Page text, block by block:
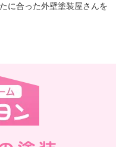
に合った外壁塗装屋さんを